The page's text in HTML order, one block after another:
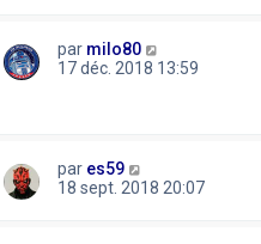
par milo80
17 déc. 2018 13:59
par es59
18 sept. 2018 20:07